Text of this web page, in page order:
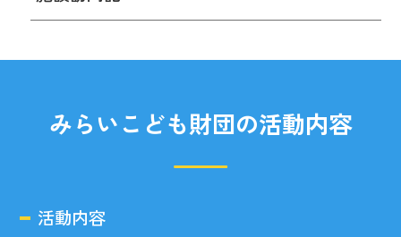
みらいこども財団の活動内容
活動内容